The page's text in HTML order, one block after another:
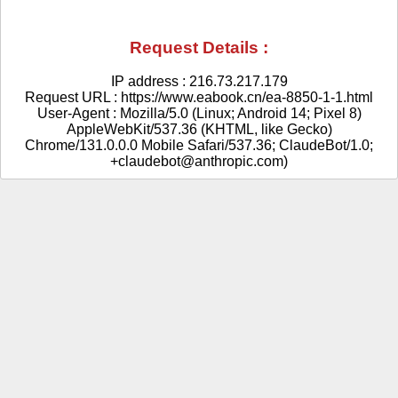
Request Details :
IP address : 216.73.217.179
Request URL : https://www.eabook.cn/ea-8850-1-1.html
User-Agent : Mozilla/5.0 (Linux; Android 14; Pixel 8)
AppleWebKit/537.36 (KHTML, like Gecko)
Chrome/131.0.0.0 Mobile Safari/537.36; ClaudeBot/1.0;
+claudebot@anthropic.com)